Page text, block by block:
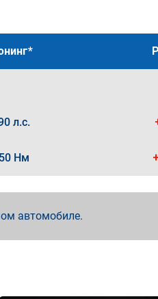
л.с.
Нм
автомобиле.